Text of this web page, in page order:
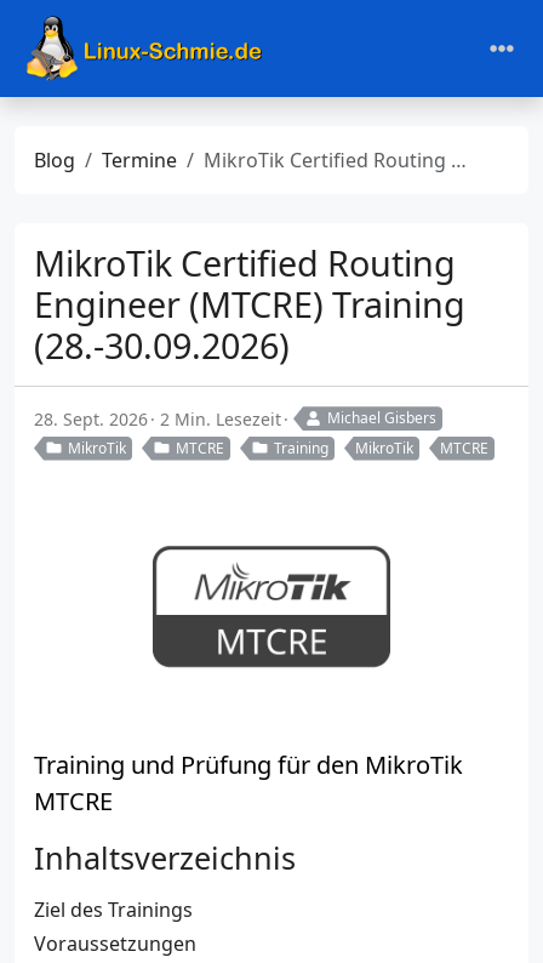
Blog Termine MikroTik Certified Routing Engineer (MTCRE) Training (28.-30.09.2026)
MikroTik Certified Routing
Engineer (MTCRE) Training
(28.-30.09.2026)
28. Sept. 2026 2 Min. Lesezeit
Michael Gisbers
MikroTik
MTCRE Training MikroTik MTCRE
Training und Prüfung für den MikroTik
MTCRE
Inhaltsverzeichnis
Ziel des Trainings
Voraussetzungen